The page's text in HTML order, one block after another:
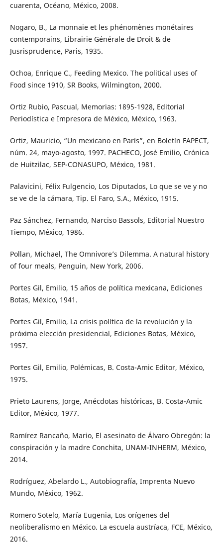
cuarenta, Océano, México, 2008.
Nogaro, B., La monnaie et les phénomènes monétaires
contemporains, Librairie Générale de Droit & de
Jusrisprudence, Paris, 1935.
Ochoa, Enrique C., Feeding Mexico. The political uses of
Food since 1910, SR Books, Wilmington, 2000.
Ortiz Rubio, Pascual, Memorias: 1895-1928, Editorial
Periodística e Impresora de México, México, 1963.
Ortiz, Mauricio, “Un mexicano en París”, en Boletín FAPECT,
núm. 24, mayo-agosto, 1997. PACHECO, José Emilio, Crónica
de Huitzilac, SEP-CONASUPO, México, 1981.
Palavicini, Félix Fulgencio, Los Diputados, Lo que se ve y no
se ve de la cámara, Tip. El Faro, S.A., México, 1915.
Paz Sánchez, Fernando, Narciso Bassols, Editorial Nuestro
Tiempo, México, 1986.
Pollan, Michael, The Omnivore’s Dilemma. A natural history
of four meals, Penguin, New York, 2006.
Portes Gil, Emilio, 15 años de política mexicana, Ediciones
Botas, México, 1941.
Portes Gil, Emilio, La crisis política de la revolución y la
próxima elección presidencial, Ediciones Botas, México,
1957.
Portes Gil, Emilio, Polémicas, B. Costa-Amic Editor, México,
1975.
Prieto Laurens, Jorge, Anécdotas históricas, B. Costa-Amic
Editor, México, 1977.
Ramírez Rancaño, Mario, El asesinato de Álvaro Obregón: la
conspiración y la madre Conchita, UNAM-INHERM, México,
2014.
Rodríguez, Abelardo L., Autobiografía, Imprenta Nuevo
Mundo, México, 1962.
Romero Sotelo, María Eugenia, Los orígenes del
neoliberalismo en México. La escuela austríaca, FCE, México,
2016.